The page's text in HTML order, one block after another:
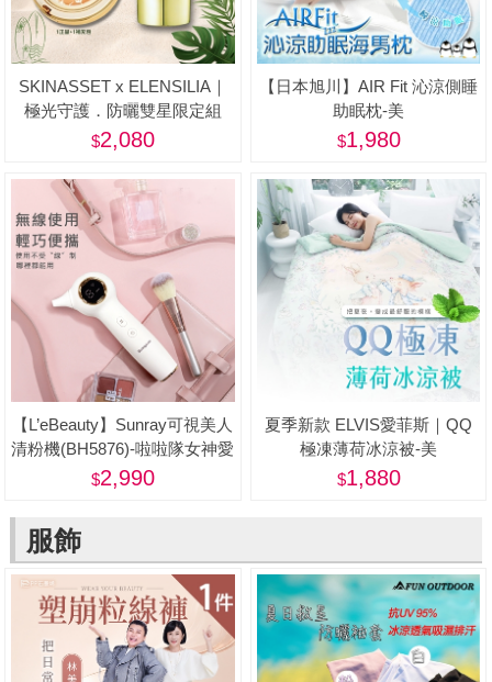
SKINASSET x ELENSILIA｜
極光守護．防曬雙星限定組
2,080
【日本旭川】AIR Fit 沁涼側睡
助眠枕-美
1,980
【L’eBeauty】Sunray可視美人
清粉機(BH5876)-啦啦隊女神愛
用推薦
2,990
夏季新款 ELVIS愛菲斯｜QQ
極凍薄荷冰涼被-美
1,880
服飾